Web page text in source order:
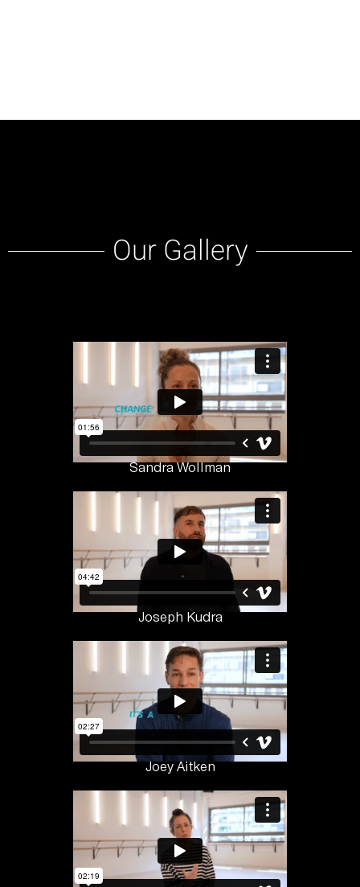
Our Gallery
Sandra Wollman
Joseph Kudra
Joey Aitken